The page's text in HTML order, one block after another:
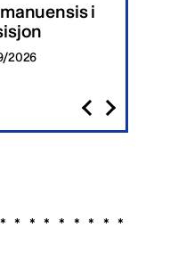
i
2026